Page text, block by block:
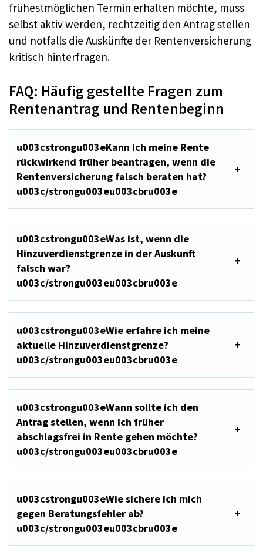
frühestmöglichen Termin erhalten möchte, muss
selbst aktiv werden, rechtzeitig den Antrag stellen
und notfalls die Auskünfte der Rentenversicherung
kritisch hinterfragen.
FAQ: Häufig gestellte Fragen zum
Rentenantrag und Rentenbeginn
u003cstrongu003eKann ich meine Rente
rückwirkend früher beantragen, wenn die
Rentenversicherung falsch beraten hat?
u003c/strongu003eu003cbru003e
u003cstrongu003eWas ist, wenn die
Hinzuverdienstgrenze in der Auskunft
falsch war?
u003c/strongu003eu003cbru003e
u003cstrongu003eWie erfahre ich meine
aktuelle Hinzuverdienstgrenze?
u003c/strongu003eu003cbru003e
u003cstrongu003eWann sollte ich den
Antrag stellen, wenn ich früher
abschlagsfrei in Rente gehen möchte?
u003c/strongu003eu003cbru003e
u003cstrongu003eWie sichere ich mich
gegen Beratungsfehler ab?
u003c/strongu003eu003cbru003e